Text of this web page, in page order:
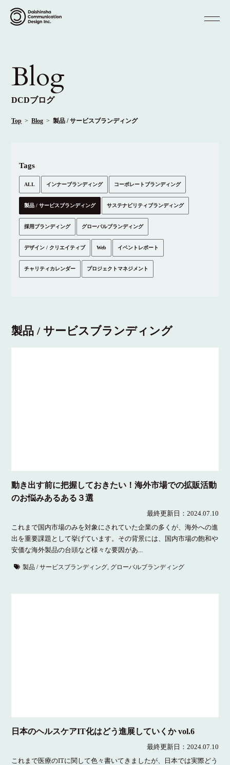
Blog
DCDブログ
Top Blog 製品 / サービスブランディング
Tags
ALL インナーブランディング コーポレートブランディング
製品 / サービスブランディング サステナビリティブランディング
採用ブランディング グローバルブランディング
デザイン / クリエイティブ Web イベントレポート
チャリティカレンダー プロジェクトマネジメント
製品 / サービスブランディング
動き出す前に把握しておきたい！海外市場での拡販活動
のお悩みあるある３選
最終更新日： 2024.07.10
これまで国内市場のみを対象にされていた企業の多くが、海外への進
出を重要課題として挙げています。その背景には、国内市場の飽和や
安価な海外製品の台頭など様々な要因があ...
製品 / サービスブランディング, グローバルブランディング
日本のヘルスケアIT化はどう進展していくか vol.6
最終更新日： 2024.07.10
これまで医療のITに関して色々書いてきましたが、日本では実際どう